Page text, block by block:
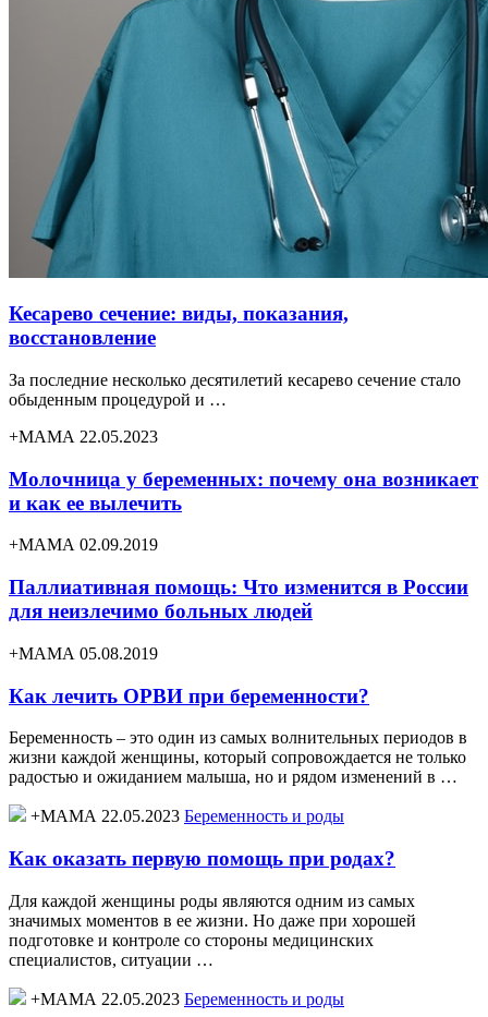
Кесарево сечение: виды, показания,
восстановление
За последние несколько десятилетий кесарево сечение стало
обыденным процедурой и …
+МАМА 22.05.2023
Молочница у беременных: почему она возникает
и как ее вылечить
+МАМА 02.09.2019
Паллиативная помощь: Что изменится в России
для неизлечимо больных людей
+МАМА 05.08.2019
Как лечить ОРВИ при беременности?
Беременность – это один из самых волнительных периодов в
жизни каждой женщины, который сопровождается не только
радостью и ожиданием малыша, но и рядом изменений в …
+МАМА 22.05.2023 Беременность и роды
Как оказать первую помощь при родах?
Для каждой женщины роды являются одним из самых
значимых моментов в ее жизни. Но даже при хорошей
подготовке и контроле со стороны медицинских
специалистов, ситуации …
+МАМА 22.05.2023 Беременность и роды